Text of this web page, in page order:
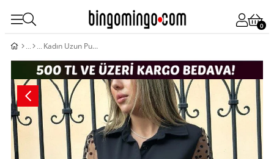
0
Kadın Uzun Puantiyeli Tül Kol Gömlek Yakalı önden Düğmeli Ithal Krep Elbise